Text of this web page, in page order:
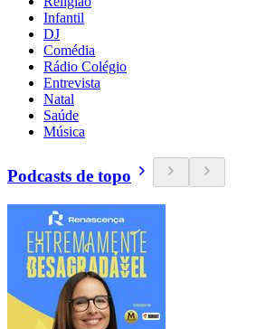
Infantil
DJ
Comédia
Rádio Colégio
Entrevista
Natal
Saúde
Música
Podcasts de topo